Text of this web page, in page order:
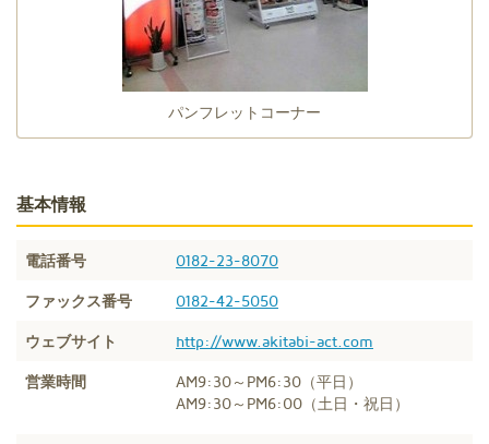
パンフレットコーナー
基本情報
電話番号 0182-23-8070
ファックス番号 0182-42-5050
ウェブサイト http://www.akitabi-act.com
営業時間
AM9:30～PM6:30（平日）
AM9:30～PM6:00（土日・祝日）